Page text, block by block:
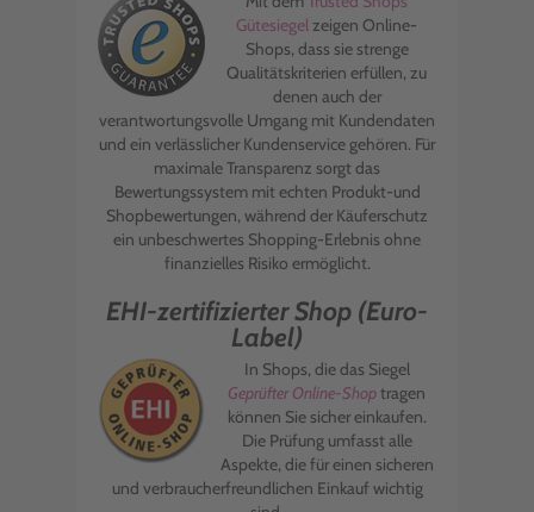
Gütesiegel zeigen Online-
Shops, dass sie strenge
Qualitätskriterien erfüllen, zu
denen auch der
verantwortungsvolle Umgang mit Kundendaten
und ein verlässlicher Kundenservice gehören. Für
maximale Transparenz sorgt das
Bewertungssystem mit echten Produkt-und
Shopbewertungen, während der Käuferschutz
ein unbeschwertes Shopping-Erlebnis ohne
finanzielles Risiko ermöglicht.
EHI-zertifizierter Shop (Euro-
Label)
In Shops, die das Siegel
Geprüfter Online-Shoptragen
können Sie sicher einkaufen.
Die Prüfung umfasst alle
Aspekte, die für einen sicheren
und verbraucherfreundlichen Einkauf wichtig